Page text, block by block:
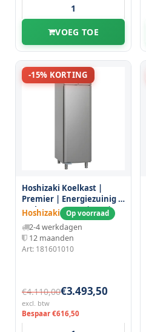
VOEG TOE
-15% KORTING
Hoshizaki Koelkast |
Premier | Energiezuinig |
480l (en600x400) | Rvs |
+2°c/+12°c | Geforceerd |
Voetbediening |
610x848x2080/2130(h)mm
Hoshizaki Op voorraad
2-4 werkdagen
12 maanden
Art: 181601010
€4.110,00€3.493,50
excl. btw
Bespaar €616,50